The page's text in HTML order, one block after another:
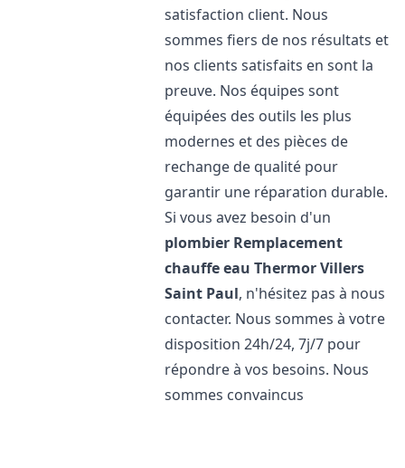
satisfaction client. Nous
sommes fiers de nos résultats et
nos clients satisfaits en sont la
preuve. Nos équipes sont
équipées des outils les plus
modernes et des pièces de
rechange de qualité pour
garantir une réparation durable.
Si vous avez besoin d'un
plombier Remplacement
chauffe eau ThermorVillers
Saint Paul, n'hésitez pas à nous
contacter. Nous sommes à votre
disposition 24h/24, 7j/7 pour
répondre à vos besoins. Nous
sommes convaincus